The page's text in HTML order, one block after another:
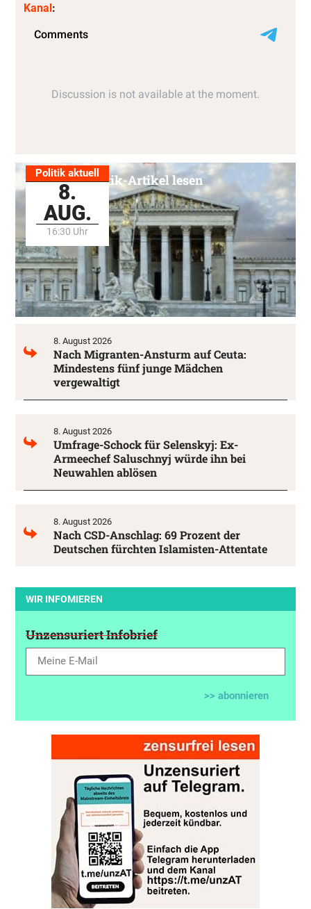
Kanal:
Politik aktuell
8.
AUG.
16:30 Uhr
Alle Politik-Artikel lesen
8. August 2026
Nach Migranten-Ansturm auf Ceuta:
Mindestens fünf junge Mädchen
vergewaltigt
8. August 2026
Umfrage-Schock für Selenskyj: Ex-
Armeechef Saluschnyj würde ihn bei
Neuwahlen ablösen
8. August 2026
Nach CSD-Anschlag: 69 Prozent der
Deutschen fürchten Islamisten-Attentate
WIR INFOMIEREN
Unzensuriert Infobrief
>> abonnieren